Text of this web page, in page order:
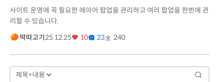
사이트 운영에 꼭 필요한 레이어 팝업을 관리하고 여러 팝업을 한번에 관
리할 수 있습니다.
딱따고기25.12.25 10 23 240